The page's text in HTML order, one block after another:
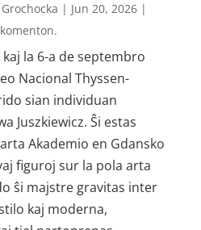
| Jun 20, 2026|
la 6-a de septembro
Nacional Thyssen-
sian individuan
Juszkiewicz. Ŝi estas
Akademio en Gdansko
figuroj sur la pola arta
ŝi majstre gravitas inter
kaj moderna,